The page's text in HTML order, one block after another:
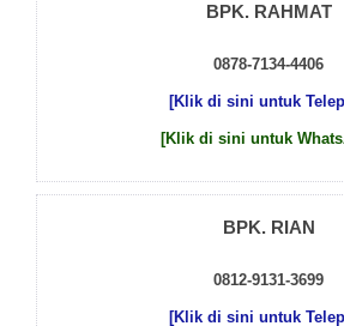
BPK. RAHMAT
0878-7134-4406
[Klik di sini untuk
[Klik di sini untuk
BPK. RIAN
0812-9131-3699
[Klik di sini untuk